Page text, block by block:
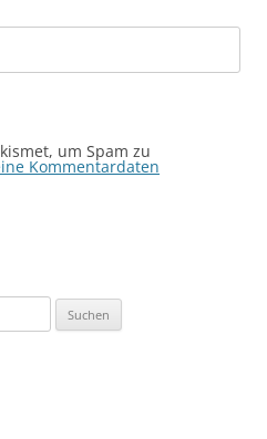
um Spam zu
Kommentardaten